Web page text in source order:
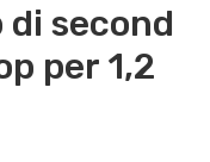
di second
per 1,2